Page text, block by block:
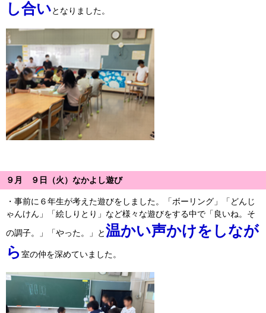
し合いとなりました。
９月 ９日（火）なかよし遊び
・事前に６年生が考えた遊びをしました。「ボーリング」「どんじ
ゃんけん」「絵しりとり」など様々な遊びをする中で「良いね。そ
の調子。」「やった。」と温かい声かけをしなが
ら 室の仲を深めていました。